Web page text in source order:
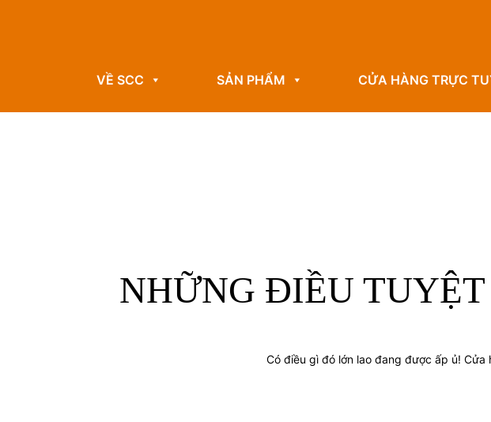
VỀ SCC SẢN PHẨM CỬA HÀNG TRỰC
NHỮNG ĐIỀU
Có điều gì đó lớn lao đang được ấp ủ!